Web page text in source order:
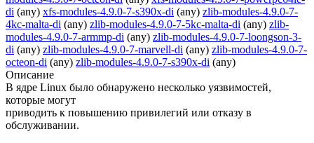
di (any) xfs-modules-4.9.0-7-s390x-di (any) zlib-modules-4.9.0-7-
4kc-malta-di (any) zlib-modules-4.9.0-7-5kc-malta-di (any) zlib-
modules-4.9.0-7-armmp-di (any) zlib-modules-4.9.0-7-loongson-3-
di (any) zlib-modules-4.9.0-7-marvell-di (any) zlib-modules-4.9.0-7-
octeon-di (any) zlib-modules-4.9.0-7-s390x-di (any)
Описание
В ядре Linux было обнаружено несколько уязвимостей,
которые могут
приводить к повышению привилегий или отказу в
обслуживании.